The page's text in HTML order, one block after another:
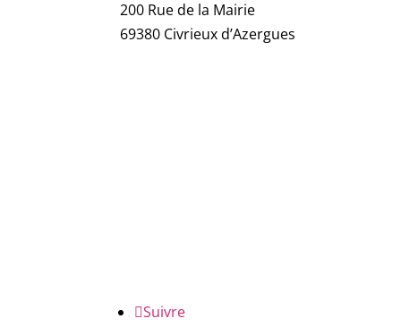
200 Rue de la Mairie
69380 Civrieux d’Azergues
Suivre